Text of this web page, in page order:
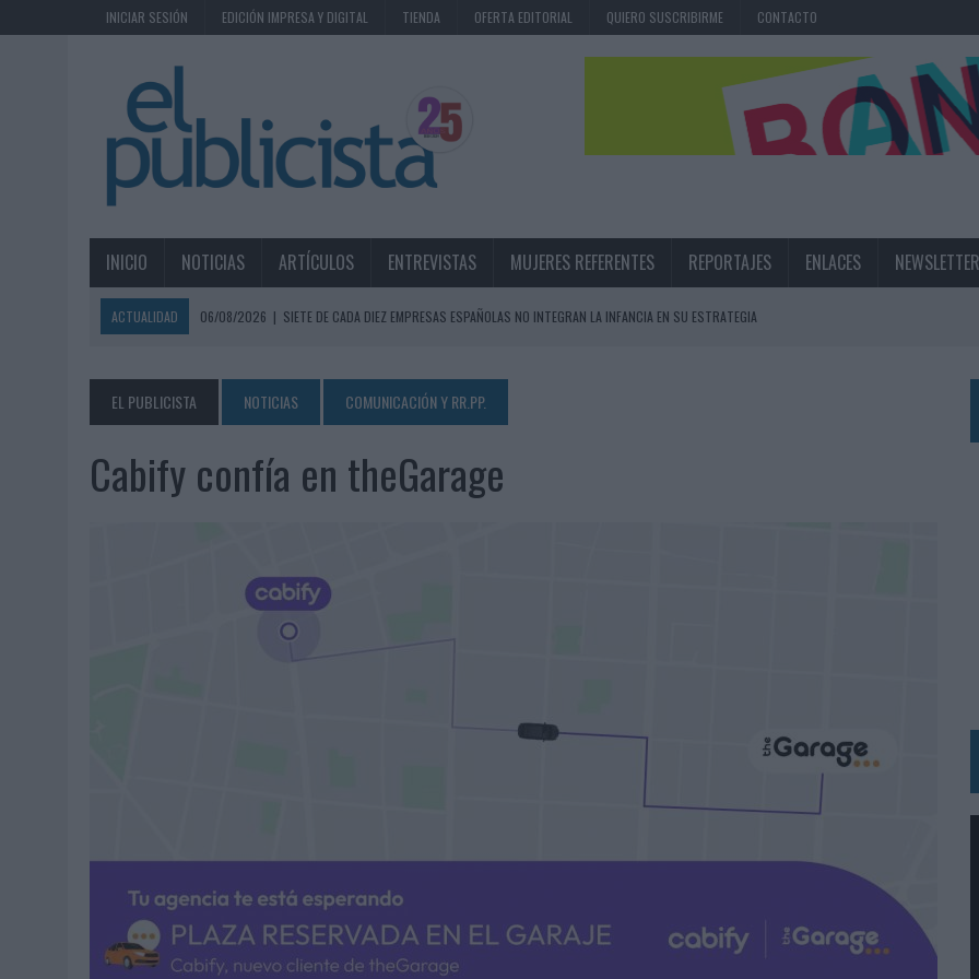
INICIAR SESIÓN EDICIÓN IMPRESA Y DIGITAL TIENDA OFERTA EDITORIAL QUIERO SUSCRIBIRME CONTACTO
INICIO NOTICIAS ARTÍCULOS ENTREVISTAS MUJERES REFERENTES REPORTAJES ENLACES NEWSLETTER
ACTUALIDAD 06/08/2026 | SIETE DE CADA DIEZ EMPRESAS ESPAÑOLAS NO INTEGRAN LA INFANCIA EN SU ESTRATEGIA
LA TELEVISIÓN SIGUE LIDERANDO EL CONSUMO DE MEDIOS EN VERANO Y SUPERA AL MÓVIL COMO DISPOSITIVO MÁS UTILIZADO
06/08/2026 | EL USO DE LA IA GENERATIVA ALCANZA YA AL 62% DE LOS ESPAÑOLES
06/08/2026
SYSTEM1 NOMBRA A KIMBERLY BASTONI COMO NUEVA DIRECTORA COMERCIAL GLOBAL
06/08/2026
FRIGO Y UNIQLO LANZAN UNA COLECCIÓN PERSONALIZABLE INSPIRADA EN CORNETTO, CALIPPO Y SOLERO
FABRA COMUNICACIÓN INCORPORA A CASONÁ Y ASUME LA GESTIÓN DE SUS RELACIONES CON LOS MEDIOS
LOPESAN HOTELS & RESORTS ACERCA EL PARAÍSO CANARIO EN SU ÚLTIMA CAMPAÑA INTERNACIONAL
04/08/2026 | CAPAZ, LA CERVEZA QUE CONVIERTE CADA BOTELLA EN UNA OPORTUNIDAD DE INCLUSIÓN
04/08/2026 | BABARIA Y MAXIBON SON ‘EL MATCH PERFECTO DEL VERANO’
04/08/2026
AUDIBLE REIVINDICA EL PODER TRANSFORMADOR DEL AUDIO EN SU NUEVA CAMPAÑA GLOBAL DE MARCA
03/08/2026 | ‘VUELVE EL FÚTBOL. VUELVE A SOÑAR’, DE VML PARA MOVISTAR
EL PUBLICISTA NOTICIAS COMUNICACIÓN Y RR.PP.
Cabify confía en theGarage